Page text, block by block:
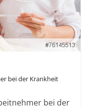
bei der Krankheit
bei der